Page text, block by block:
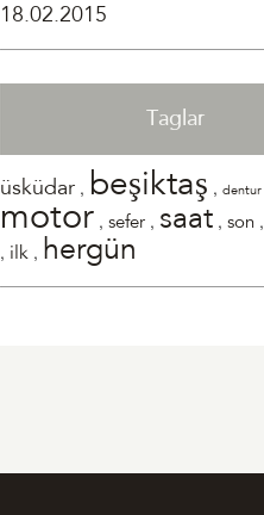
18.02.2015
Taglar
üsküdar , beşiktaş ,dentur
motor ,sefer , saat ,son ,
, ilk , hergün